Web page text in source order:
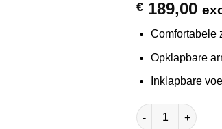
€ 189,00
Comfortabele
Opklapbare
Inklapbare
Rolstoel Dynamic